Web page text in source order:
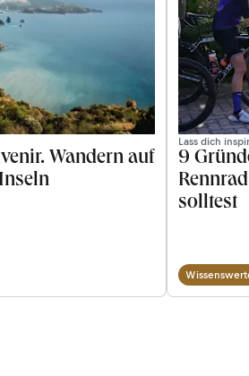
Wandern auf
Lass dich
9
solltest